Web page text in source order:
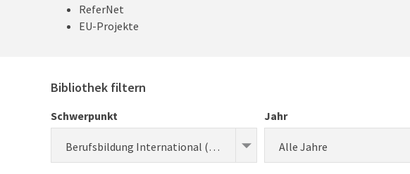
ReferNet
EU-Projekte
Bibliothek filtern
Schwerpunkt
Berufsbildung International (Entwicklung)
Jahr
Alle Jahre